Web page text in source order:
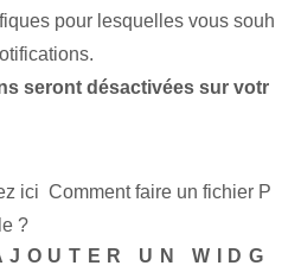
pour lesquelles vous souh
seront désactivées sur votr
ici Comment faire un fichier P
?
UN WIDG